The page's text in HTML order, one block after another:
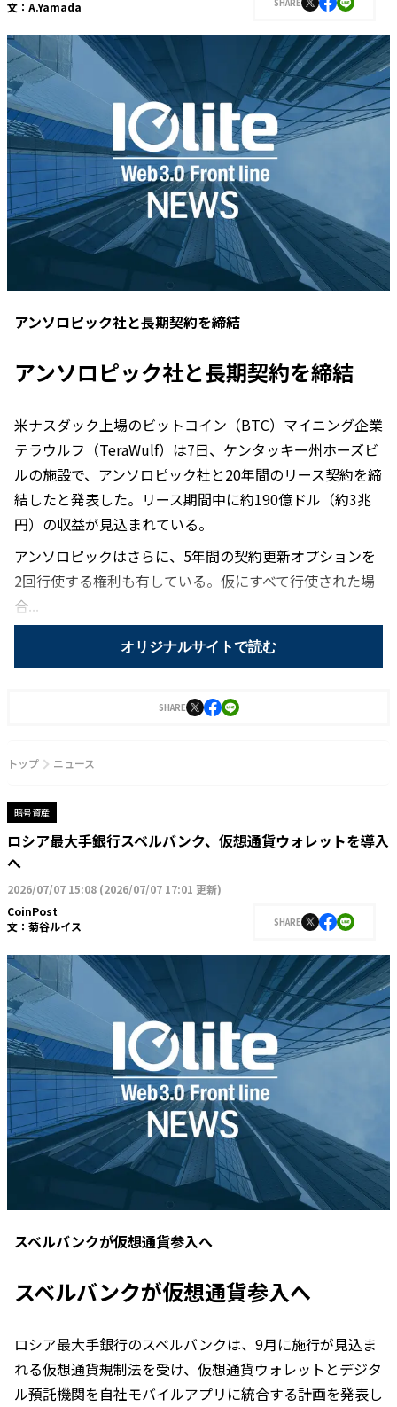
文： A.Yamada SHARE
アンソロピック社と長期契約を締結
アンソロピック社と長期契約を締結
米ナスダック上場のビットコイン（BTC）マイニング企業
テラウルフ（TeraWulf）は7日、ケンタッキー州ホーズビ
ルの施設で、アンソロピック社と20年間のリース契約を締
結したと発表した。リース期間中に約190億ドル（約3兆
円）の収益が見込まれている。
アンソロピックはさらに、5年間の契約更新オプションを
2回行使する権利も有している。仮にすべて行使された場
合...
オリジナルサイトで読む
SHARE
トップ ニュース
暗号資産
ロシア最大手銀行スベルバンク、仮想通貨ウォレットを導入
へ
2026/07/07 15:08 (2026/07/07 17:01 更新)
CoinPost
文： 菊谷ルイス SHARE
スベルバンクが仮想通貨参入へ
スベルバンクが仮想通貨参入へ
ロシア最大手銀行のスベルバンクは、9月に施行が見込ま
れる仮想通貨規制法を受け、仮想通貨ウォレットとデジタ
ル預託機関を自社モバイルアプリに統合する計画を発表し